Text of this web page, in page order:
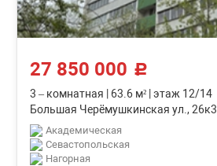
27 850 000 c
3 – комнатная 63.6 м² этаж 12/14
Большая Черёмушкинская ул., 26к3
Академическая
Севастопольская
Нагорная